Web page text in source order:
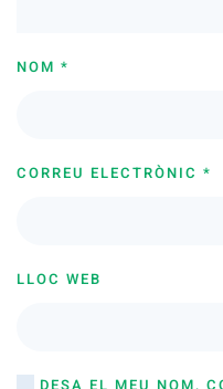
NOM *
CORREU ELECTRÒNIC *
LLOC WEB